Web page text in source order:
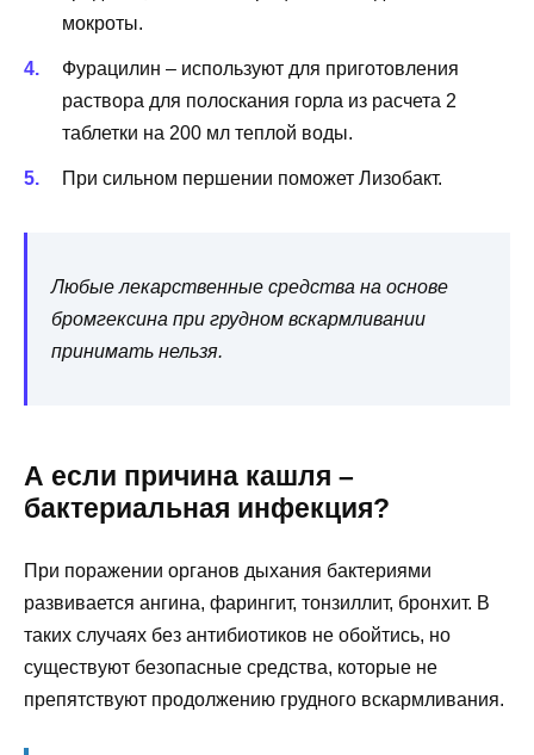
мокроты.
Фурацилин – используют для приготовления
раствора для полоскания горла из расчета 2
таблетки на 200 мл теплой воды.
При сильном першении поможет Лизобакт.
Любые лекарственные средства на основе
бромгексина при грудном вскармливании
принимать нельзя.
А если причина кашля –
бактериальная инфекция?
При поражении органов дыхания бактериями
развивается ангина, фарингит, тонзиллит, бронхит. В
таких случаях без антибиотиков не обойтись, но
существуют безопасные средства, которые не
препятствуют продолжению грудного вскармливания.